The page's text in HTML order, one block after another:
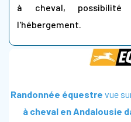
à cheval,
l'hébergement.
Randonnée équestre vue
à cheval en Andalousie